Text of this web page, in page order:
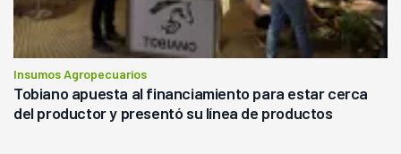
Insumos Agropecuarios
Tobiano apuesta al financiamiento para estar cerca
del productor y presentó su línea de productos